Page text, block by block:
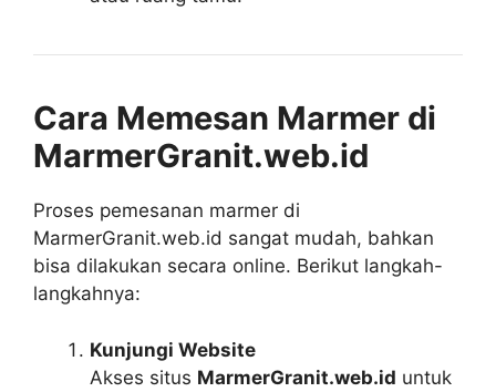
Cara Memesan Marmer di
MarmerGranit.web.id
Proses pemesanan marmer di
MarmerGranit.web.id sangat mudah, bahkan
bisa dilakukan secara online. Berikut langkah-
langkahnya:
Kunjungi Website
Akses situs MarmerGranit.web.id untuk